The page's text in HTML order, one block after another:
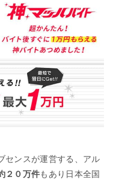
センスが運営する、アル
２０万件もあり日本全国